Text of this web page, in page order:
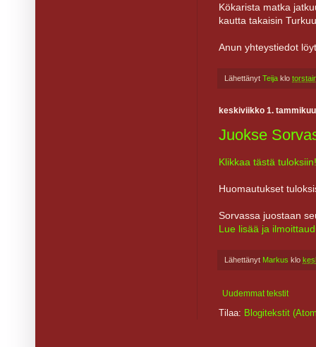
Kökarista matka
kautta takaisin
Anun yhteystiedot
Lähettänyt Teija klo
keskiviikko 1.
Juokse
Klikkaa tästä tuloksiin!
Huomautukset
Sorvassa juostaan
Lue lisää ja
Lähettänyt Markus klo
Uudemmat tekstit
Tilaa: Blogitekstit